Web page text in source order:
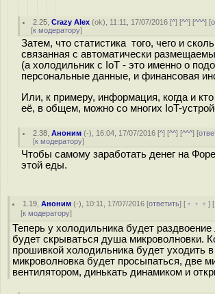
2.25 ,Crazy Alex (ok), 11:11, 17/07/2016 [^] [^^] [^^^] [
[к модератору]
Затем, что статистика того, чего и
связанная с автоматически
(а холодильник с IoT - это именно о
персональные данные, и финансовая
Или, к примеру, информация, когда и
её, в общем, можно со многих IoT-
2.38 ,Аноним (-), 16:04, 17/07/2016 [^] [^^] [^^^] [
[к модератору]
Чтобы самому заработать денег на
этой еды.
1.19 ,Аноним (-), 10:11, 17/07/2016 [ответить] [ ﹢﹢﹢] [
[к модератору]
Теперь у холодильника будет
будет скрываться душа микроволновки.
прошивкой холодильника будет уходить
микроволновка будет просыпаться, две
вентилятором, динькать динамиком и